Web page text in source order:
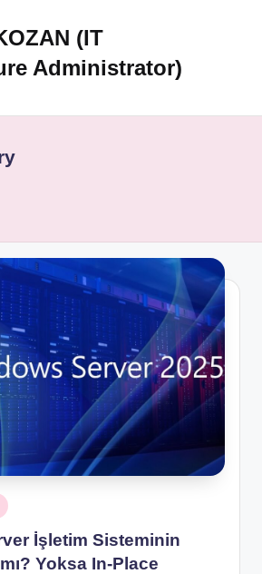
(IT
Administrator)
İşletim Sisteminin
Yoksa In-Place